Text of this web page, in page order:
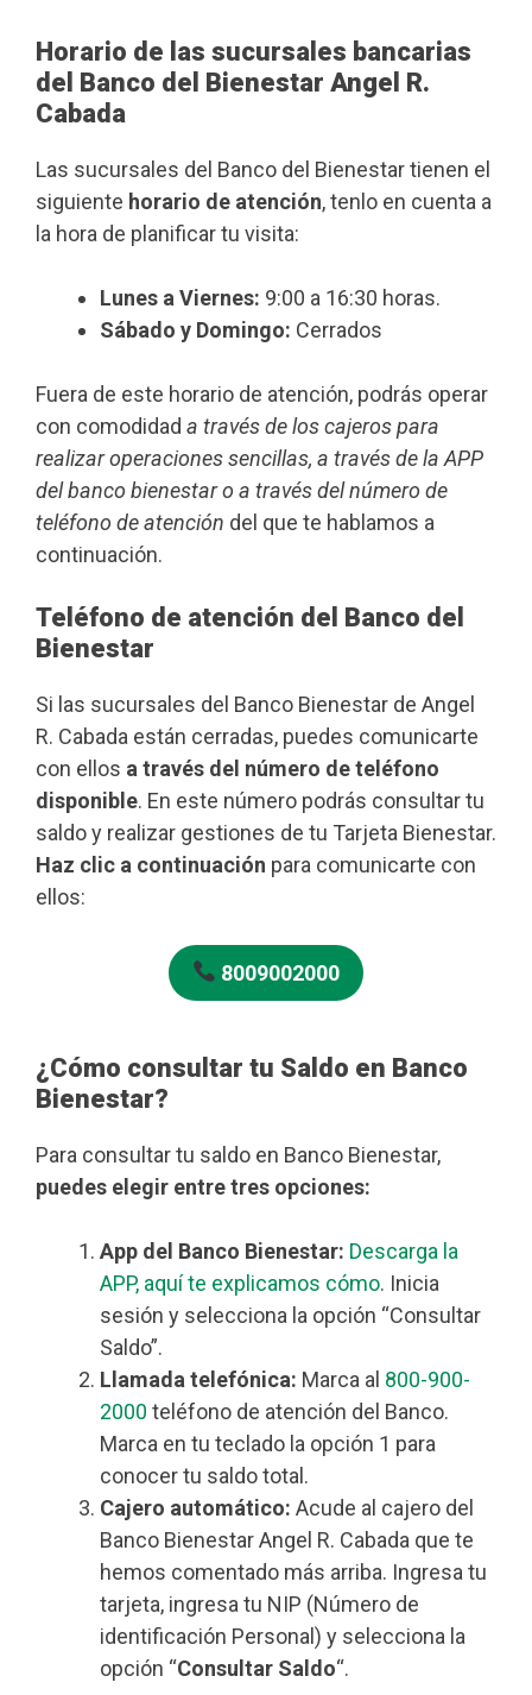
Horario de las sucursales bancarias
del Banco del Bienestar Angel R.
Cabada
Las sucursales del Banco del Bienestar tienen el
siguiente horario de atención, tenlo en cuenta a
la hora de planificar tu visita:
Lunes a Viernes: 9:00 a 16:30 horas.
Sábado y Domingo: Cerrados
Fuera de este horario de atención, podrás operar
con comodidad a través de los cajeros para
realizar operaciones sencillas, a través de la APP
del banco bienestar o a través del número de
teléfono de atención del que te hablamos a
continuación.
Teléfono de atención del Banco del
Bienestar
Si las sucursales del Banco Bienestar de Angel
R. Cabada están cerradas, puedes comunicarte
con ellos a través del número de teléfono
disponible. En este número podrás consultar tu
saldo y realizar gestiones de tu Tarjeta Bienestar.
Haz clic a continuación para comunicarte con
ellos:
8009002000
¿Cómo consultar tu Saldo en Banco
Bienestar?
Para consultar tu saldo en Banco Bienestar,
puedes elegir entre tres opciones:
App del Banco Bienestar: Descarga la
APP, aquí te explicamos cómo. Inicia
sesión y selecciona la opción “Consultar
Saldo”.
Llamada telefónica: Marca al 800-900-
2000 teléfono de atención del Banco.
Marca en tu teclado la opción 1 para
conocer tu saldo total.
Cajero automático: Acude al cajero del
Banco Bienestar Angel R. Cabada que te
hemos comentado más arriba. Ingresa tu
tarjeta, ingresa tu NIP (Número de
identificación Personal) y selecciona la
opción “Consultar Saldo“.